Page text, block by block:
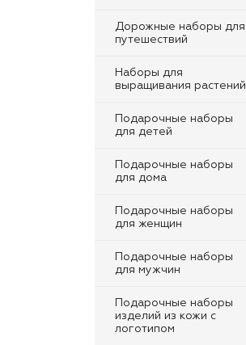
Дорожные наборы для
путешествий
Наборы для
выращивания растений
Подарочные наборы
для детей
Подарочные наборы
для дома
Подарочные наборы
для женщин
Подарочные наборы
для мужчин
Подарочные наборы
изделий из кожи с
логотипом